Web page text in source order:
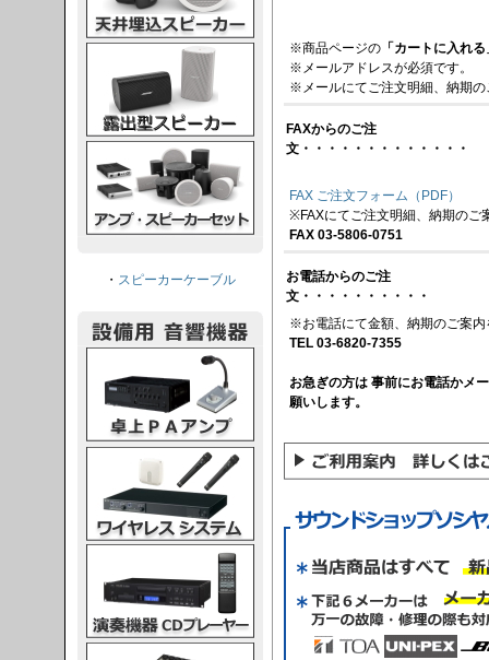
※商品ページの 「カートに入れる
※メールアドレスが必須です。
※メールにてご注文明細、納期
FAXからのご注
文・・・・・・・・・・・・・
FAX ご注文フォーム（PDF）
※FAXにてご注文明細、納期のご
FAX 03-5806-0751
お電話からのご注
文・・・・・・・・・・
※お電話にて金額、納期のご案内
TEL 03-6820-7355
お急ぎの方は 事前にお電話かメ
願いします。
・ スピーカーケーブル